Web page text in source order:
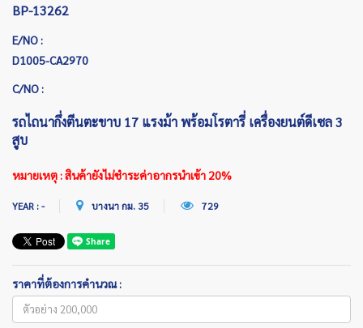
BP-13262
E/NO :
D1005-CA2970
C/NO :
รถไถนากึ่งตีนตะขาบ 17 แรงม้า พร้อมโรตารี่ เครื่องยนต์ดีเซล 3
สูบ
หมายเหตุ : สินค้ายังไม่ชำระค่าอากรนำเข้า 20%
YEAR : - บางนา กม. 35 729
ราคาที่ต้องการคำนวณ :